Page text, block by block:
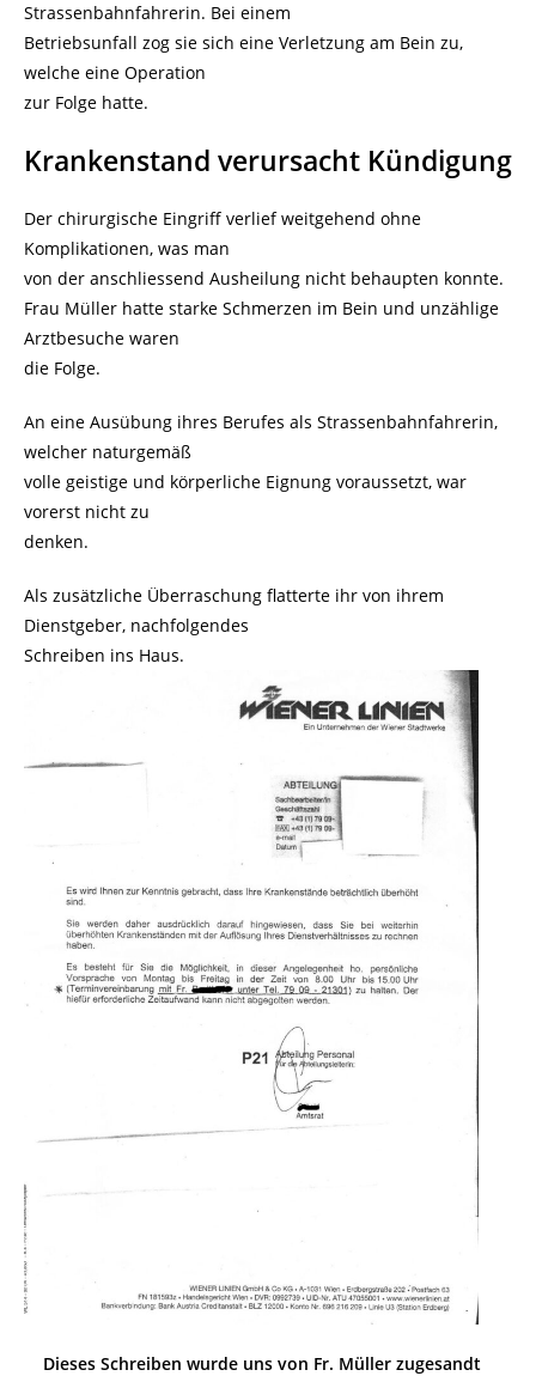
Strassenbahnfahrerin. Bei einem
Betriebsunfall zog sie sich eine Verletzung am Bein zu,
welche eine Operation
zur Folge hatte.
Krankenstand verursacht Kündigung
Der chirurgische Eingriff verlief weitgehend ohne
Komplikationen, was man
von der anschliessend Ausheilung nicht behaupten konnte.
Frau Müller hatte starke Schmerzen im Bein und unzählige
Arztbesuche waren
die Folge.
An eine Ausübung ihres Berufes als Strassenbahnfahrerin,
welcher naturgemäß
volle geistige und körperliche Eignung voraussetzt, war
vorerst nicht zu
denken.
Als zusätzliche Überraschung flatterte ihr von ihrem
Dienstgeber, nachfolgendes
Schreiben ins Haus.
Dieses Schreiben wurde uns von Fr. Müller zugesandt